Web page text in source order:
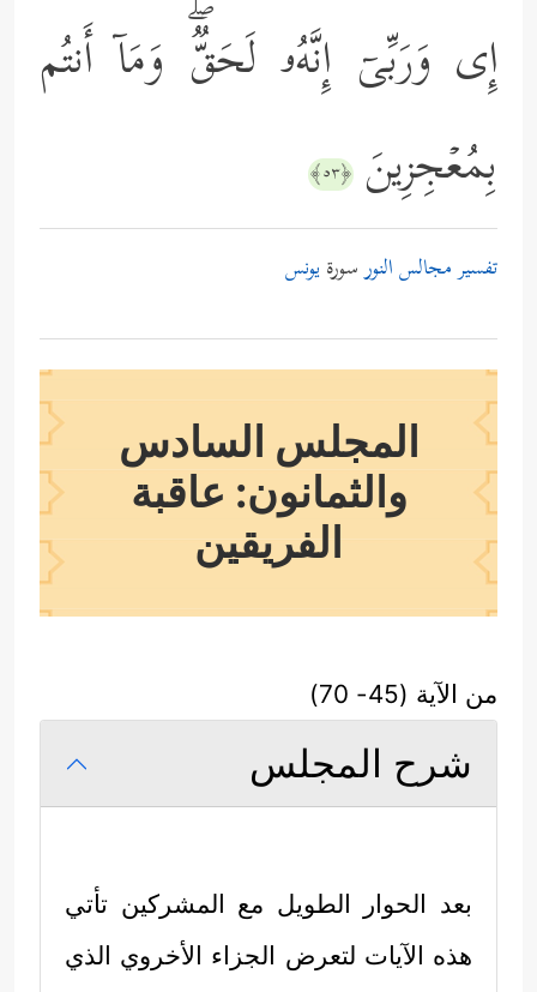
إِی وَرَبِّیۤ إِنَّهُۥ لَحَقࣱّۖ وَمَاۤ أَنتُم
بِمُعۡجِزِینَ ﴿٥٣﴾
تفسير مجالس النورسورةيونس
المجلس السادس
والثمانون: عاقبة
الفريقين
من الآية (45- 70)
شرح المجلس
بعد الحوار الطويل مع المشركين تأتي
هذه الآيات لتعرض الجزاء الأخروي الذي